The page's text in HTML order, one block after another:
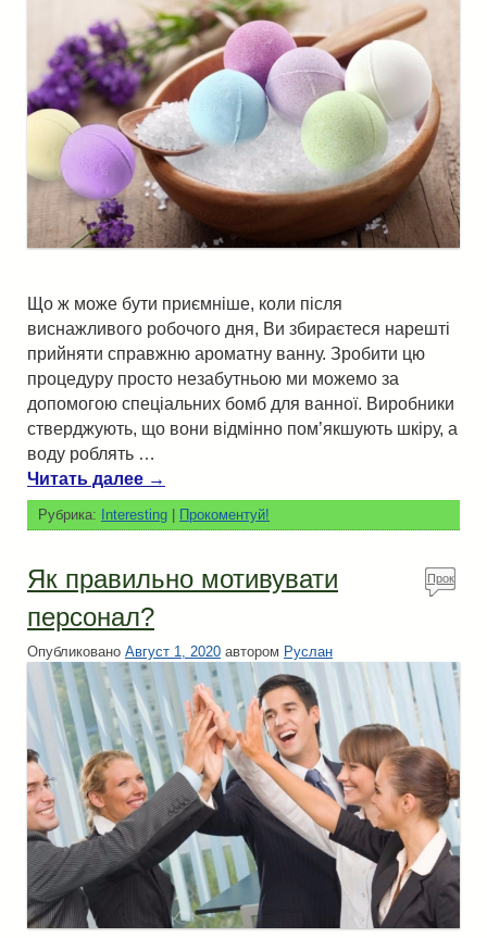
Що ж може бути приємніше, коли після
виснажливого робочого дня, Ви збираєтеся нарешті
прийняти справжню ароматну ванну. Зробити цю
процедуру просто незабутньою ми можемо за
допомогою спеціальних бомб для ванної. Виробники
стверджують, що вони відмінно пом’якшують шкіру, а
воду роблять …
Читать далее →
Рубрика: Interesting | Прокоментуй!
Як правильно мотивувати
персонал?
Опубликовано Август 1, 2020 автором Руслан
Прок
омен